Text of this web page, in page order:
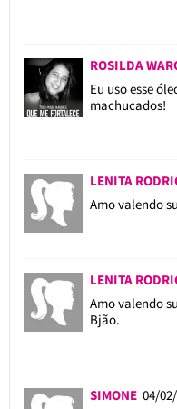
ROSILDA
Eu uso esse
machucados!
LENITA
Amo valendo
LENITA
Amo valendo
Bjão.
SIMONE 04/